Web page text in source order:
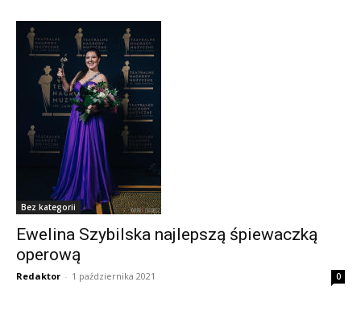
Bez kategorii
Ewelina Szybilska najlepszą śpiewaczką
operową
Redaktor - 1 października 2021 0